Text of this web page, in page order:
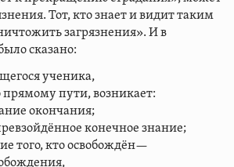
Тот, кто знает и видит таким
загрязнения». И в
сказано:
ученика,
пути, возникает:
окончания;
конечное знание;
того, кто освобождён—